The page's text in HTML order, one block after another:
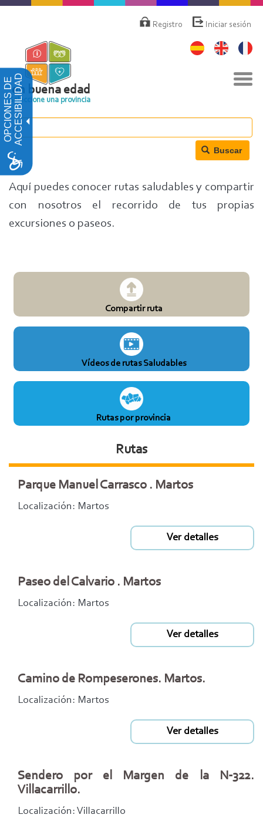
OPCIONES DEACCESIBILIDAD
Pasar
contenido
principal
deRegistro Iniciar sesión
en buena edad
Seleccione una provincia
Buscar
Aquí puedes conocer rutas saludables y compartir
con nosotros el recorrido de tus propias
excursiones o paseos.
Compartir ruta
Vídeos de rutas Saludables
Rutas por provincia
Rutas
Parque Manuel Carrasco . Martos
Localización: Martos
Ver detalles
Paseo del Calvario . Martos
Localización: Martos
Ver detalles
Camino de Rompeserones. Martos.
Localización: Martos
Ver detalles
Sendero por el Margen de la N-322.
Villacarrillo.
Localización: Villacarrillo